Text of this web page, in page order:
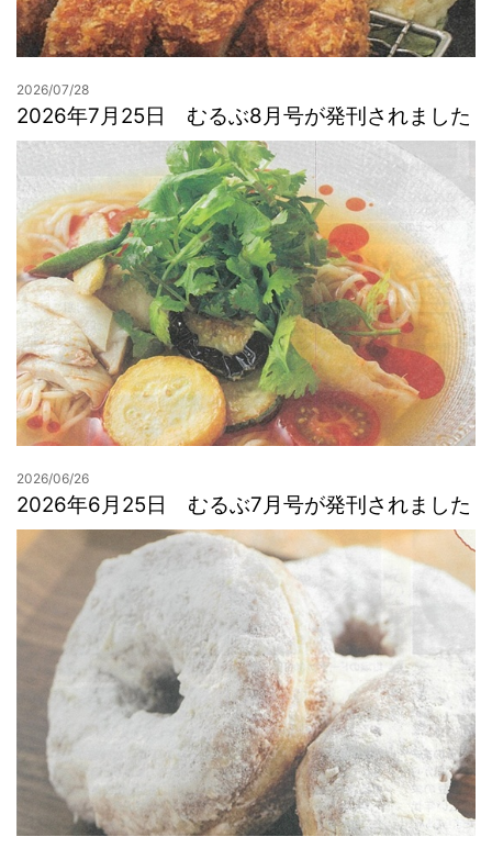
2026/07/28
2026年7月25日 むるぶ8月号が発刊されました
2026/06/26
2026年6月25日 むるぶ7月号が発刊されました